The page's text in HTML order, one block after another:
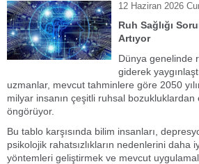
12 Haziran 2026
Ruh Sağlığı
Artıyor
Dünya genelinde
giderek
uzmanlar, mevcut tahminlere göre 2050
milyar insanın çeşitli ruhsal
öngörüyor.
Bu tablo karşısında bilim insanları,
psikolojik rahatsızlıkların nedenlerini daha
yöntemleri geliştirmek ve mevcut